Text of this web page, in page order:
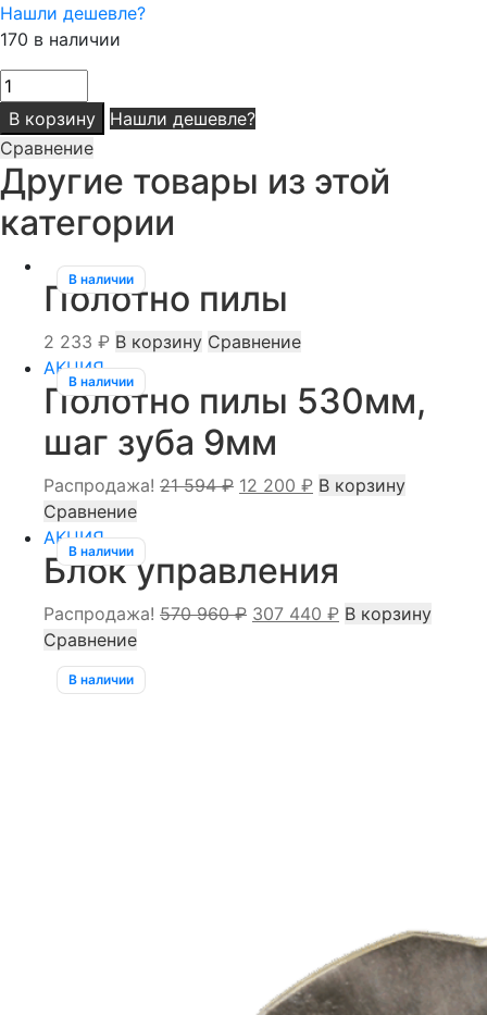
Нашли дешевле?
170 в наличии
Количество
товара
Полотно
пилы
3226
В корзину
Нашли дешевле?
Сравнение
Другие товары из этой
категории
В наличии
Полотно пилы
2 233 ₽ В корзину Сравнение
В наличии
АКЦИЯ
Полотно пилы 530мм,
шаг зуба 9мм
Распродажа! 21 594₽ Первоначальная
21
594 ₽.
12 200 ₽Текущая
200 ₽.
В корзину
Сравнение
В наличии
АКЦИЯ
Блок управления
Распродажа! 570 960₽ Первоначальная
307 440 ₽Текущая
В корзину
Сравнение
В наличии